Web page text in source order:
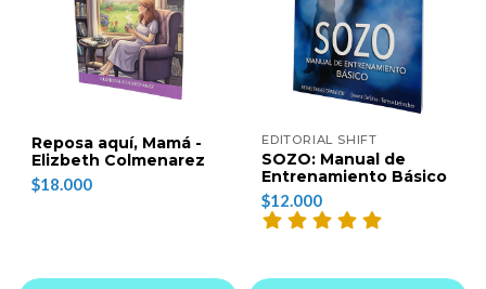
Reposa aquí, Mamá -
Elizbeth Colmenarez
$18.000
EDITORIAL SHIFT
SOZO: Manual de
Entrenamiento Básico
$12.000